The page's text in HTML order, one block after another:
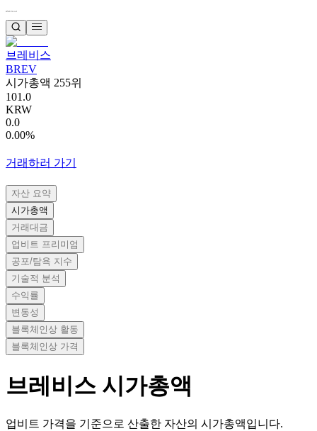
브레비스
BREV
시가총액 255위
101.0
KRW
0.0
0.00%
거래하러 가기
자산 요약
시가총액
거래대금
업비트 프리미엄
공포/탐욕 지수
기술적 분석
수익률
변동성
블록체인상 활동
블록체인상 가격
브레비스 시가총액
업비트 가격을 기준으로 산출한 자산의 시가총액입니다.